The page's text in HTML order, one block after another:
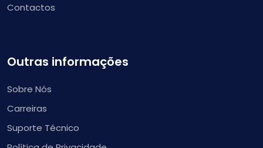
Contactos
Outras informações
Sobre Nós
Carreiras
Suporte Técnico